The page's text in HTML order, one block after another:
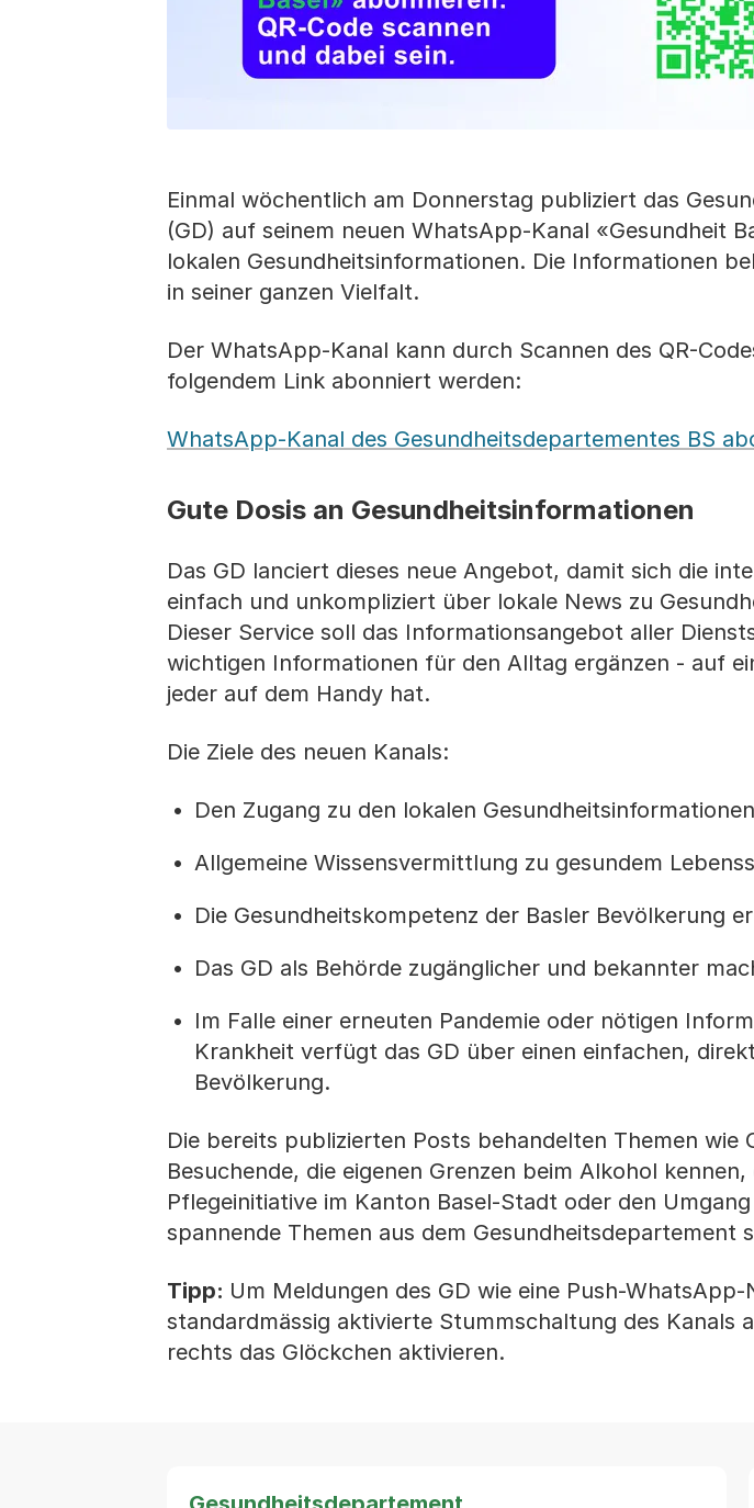
Einmal wöchentlich am Donnerstag publiziert das
(GD) auf seinem neuen WhatsApp-Kanal «Gesundheit
lokalen Gesundheitsinformationen. Die Informationen
in seiner ganzen Vielfalt.
Der WhatsApp-Kanal kann durch Scannen des QR-
folgendem Link abonniert werden:
WhatsApp-Kanal des Gesundheitsdepartementes BS
Gute Dosis an Gesundheitsinformationen
Das GD lanciert dieses neue Angebot, damit sich die
einfach und unkompliziert über lokale News zu
Dieser Service soll das Informationsangebot aller
wichtigen Informationen für den Alltag ergänzen - auf
jeder auf dem Handy hat.
Die Ziele des neuen Kanals:
Den Zugang zu den lokalen
Allgemeine Wissensvermittlung zu gesundem
Die Gesundheitskompetenz der Basler Bevölkerung
Das GD als Behörde zugänglicher und bekannter
Im Falle einer erneuten Pandemie oder nötigen
Krankheit verfügt das GD über einen einfachen,
Bevölkerung.
Die bereits publizierten Posts behandelten Themen wie
Besuchende, die eigenen Grenzen beim Alkohol
Pflegeinitiative im Kanton Basel-Stadt oder den
spannende Themen aus dem Gesundheitsdepartement
Tipp: Um Meldungen des GD wie eine Push-
standardmässig aktivierte Stummschaltung des Kanals
rechts das Glöckchen aktivieren.